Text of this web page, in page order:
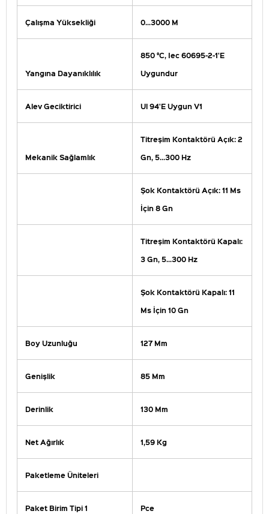
Çalışma Yüksekliği 0...3000 M
Yangına Dayanıklılık
850 °C, Iec 60695-2-1'E
Uygundur
Alev Geciktirici Ul 94'E Uygun V1
Mekanik Sağlamlık
Titreşim Kontaktörü Açık: 2
Gn, 5...300 Hz
Şok Kontaktörü Açık: 11 Ms
İçin 8 Gn
Titreşim Kontaktörü Kapalı:
3 Gn, 5...300 Hz
Şok Kontaktörü Kapalı: 11
Ms İçin 10 Gn
Boy Uzunluğu 127 Mm
Genişlik 85 Mm
Derinlik 130 Mm
Net Ağırlık 1,59 Kg
Paketleme Üniteleri
Paket Birim Tipi 1 Pce